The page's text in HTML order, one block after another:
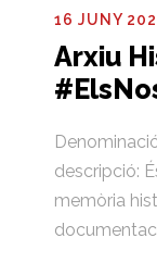
16 JUNY
Arxiu
descripció:
memòria